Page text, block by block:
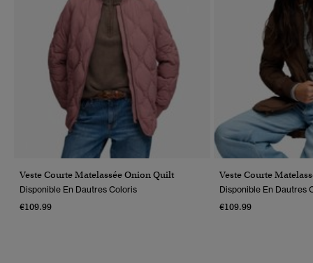
Veste Courte Matelassée Onion Quilt
Disponible En Dautres Coloris
€109.99
Veste Courte
Disponible En Dautres
€109.99